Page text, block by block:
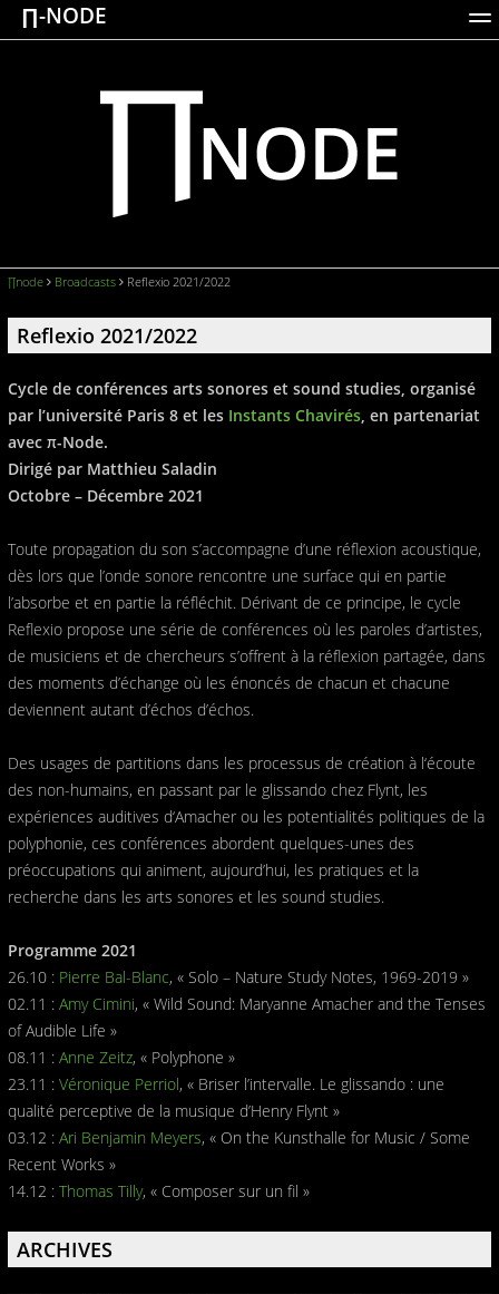
∏-NODE
ACTIONS WORKS DOCUMENTATION
BROADCASTS
∏node Broadcasts Reflexio 2021/2022
Reflexio 2021/2022
Cycle de conférences arts sonores et sound studies, organisé
par l’université Paris 8 et les Instants Chavirés, en partenariat
avec π-Node.
Dirigé par Matthieu Saladin
Octobre – Décembre 2021
Toute propagation du son s’accompagne d’une réflexion acoustique,
dès lors que l’onde sonore rencontre une surface qui en partie
l’absorbe et en partie la réfléchit. Dérivant de ce principe, le cycle
Reflexio propose une série de conférences où les paroles d’artistes,
de musiciens et de chercheurs s’offrent à la réflexion partagée, dans
des moments d’échange où les énoncés de chacun et chacune
deviennent autant d’échos d’échos.
Des usages de partitions dans les processus de création à l‘écoute
des non-humains, en passant par le glissando chez Flynt, les
expériences auditives d‘Amacher ou les potentialités politiques de la
polyphonie, ces conférences abordent quelques-unes des
préoccupations qui animent, aujourd’hui, les pratiques et la
recherche dans les arts sonores et les sound studies.
Programme 2021
26.10 : Pierre Bal-Blanc, « Solo – Nature Study Notes, 1969-2019 »
02.11 : Amy Cimini, « Wild Sound: Maryanne Amacher and the Tenses
of Audible Life »
08.11 : Anne Zeitz, « Polyphone »
23.11 : Véronique Perriol, « Briser l’intervalle. Le glissando : une
qualité perceptive de la musique d’Henry Flynt »
03.12 : Ari Benjamin Meyers, « On the Kunsthalle for Music / Some
Recent Works »
14.12 : Thomas Tilly, « Composer sur un fil »
ARCHIVES